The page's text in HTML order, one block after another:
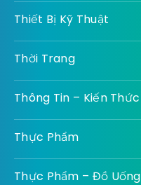
Thiết Bị Kỹ Thuật
Thời Trang
Thông Tin – Kiến Thức
Thực Phẩm
Thực Phẩm – Đồ Uống